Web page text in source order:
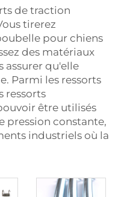
de traction
tirerez
pour chiens
des matériaux
assurer qu'elle
Parmi les ressorts
ressorts
être utilisés
pression constante,
industriels où la